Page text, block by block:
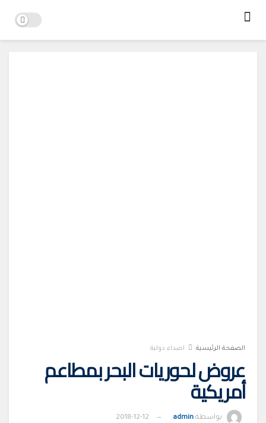
الصفحة الرئيسية اصداء دولية
عروض لحوريات البحر بمطاعم
أمريكية
بواسطة admin
2018-12-12